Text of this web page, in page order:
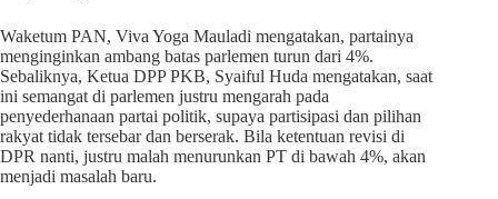
Waketum PAN, Viva Yoga Mauladi mengatakan, partainya
menginginkan ambang batas parlemen turun dari 4%.
Sebaliknya, Ketua DPP PKB, Syaiful Huda mengatakan, saat
ini semangat di parlemen justru mengarah pada
penyederhanaan partai politik, supaya partisipasi dan pilihan
rakyat tidak tersebar dan berserak. Bila ketentuan revisi di
DPR nanti, justru malah menurunkan PT di bawah 4%, akan
menjadi masalah baru.